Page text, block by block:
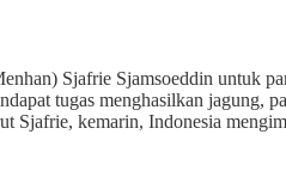
Sjafrie Sjamsoeddin untuk
tugas menghasilkan jagung,
Sjafrie, kemarin, Indonesia